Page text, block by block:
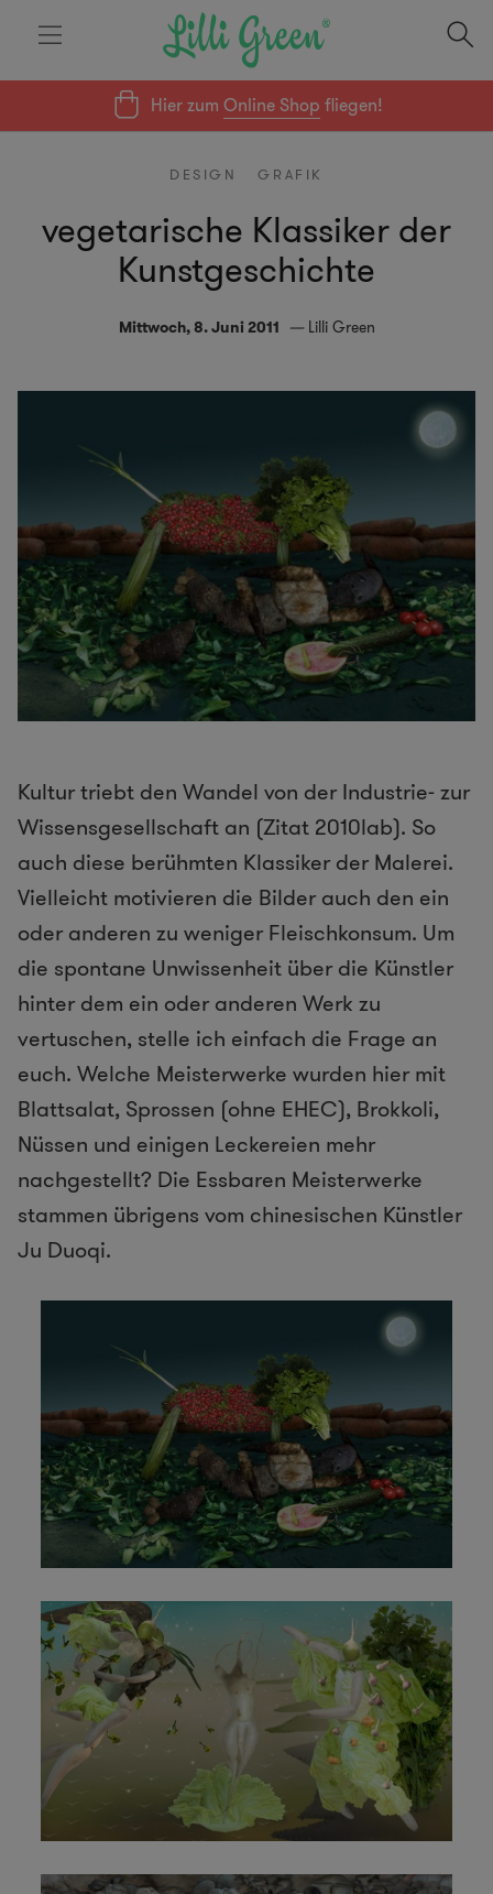
Hier zumOnline Shop fliegen!
DESIGN GRAFIK
vegetarische Klassiker der
Kunstgeschichte
Mittwoch, 8. Juni 2011 Lilli Green
Kultur triebt den Wandel von der Industrie- zur
Wissensgesellschaft an (Zitat 2010lab). So
auch diese berühmten Klassiker der Malerei.
Vielleicht motivieren die Bilder auch den ein
oder anderen zu weniger Fleischkonsum. Um
die spontane Unwissenheit über die Künstler
hinter dem ein oder anderen Werk zu
vertuschen, stelle ich einfach die Frage an
euch. Welche Meisterwerke wurden hier mit
Blattsalat, Sprossen (ohne EHEC), Brokkoli,
Nüssen und einigen Leckereien mehr
nachgestellt? Die Essbaren Meisterwerke
stammen übrigens vom chinesischen Künstler
Ju Duoqi.